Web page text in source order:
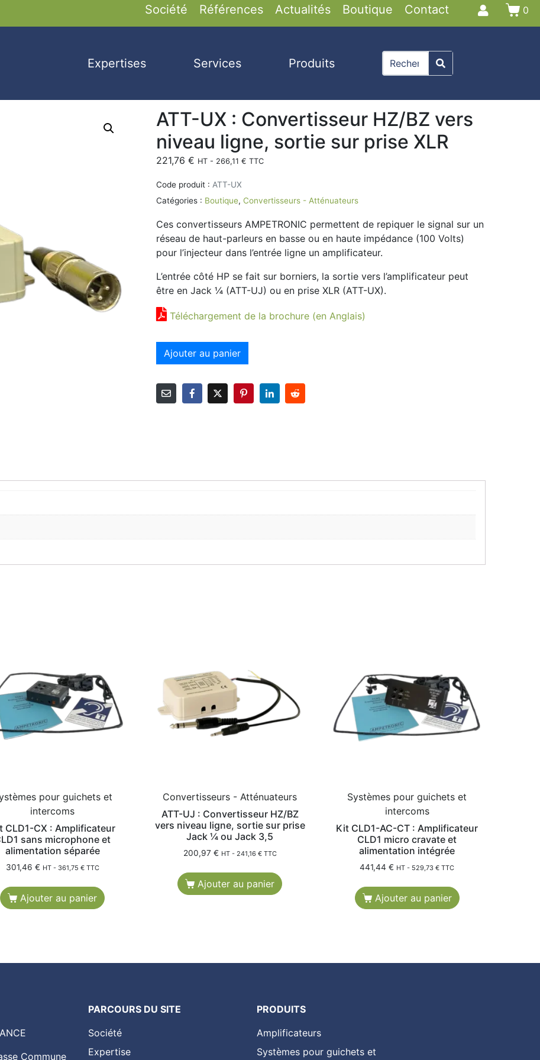
Société Références Actualités Boutique Contact 0
Expertises Services Produits
ATT-UX : Convertisseur HZ/BZ vers
niveau ligne, sortie sur prise XLR
221,76€ HT - 266,11€ TTC
Code produit : ATT-UX
Catégories : Boutique,Convertisseurs - Atténuateurs
Ces convertisseurs AMPETRONIC permettent de repiquer le signal sur un
réseau de haut-parleurs en basse ou en haute impédance (100 Volts)
pour l’injecteur dans l’entrée ligne un amplificateur.
L’entrée côté HP se fait sur borniers, la sortie vers l’amplificateur peut
être en Jack ¼ (ATT-UJ) ou en prise XLR (ATT-UX).
Téléchargement de la brochure (en Anglais)
Ajouter au panier
pour guichets et
intercoms
CLD1-CX : Amplificateur
sans microphone et
alimentation séparée
301,46 € HT - 361,75 €TTC
Ajouter au panier
Convertisseurs - Atténuateurs
ATT-UJ : Convertisseur HZ/BZ
vers niveau ligne, sortie sur prise
Jack ¼ ou Jack 3,5
200,97 € HT - 241,16 €TTC
Ajouter au panier
Systèmes pour guichets et
intercoms
Kit CLD1-AC-CT : Amplificateur
CLD1 micro cravate et
alimentation intégrée
441,44€ HT - 529,73€ TTC
Ajouter au panier
Commune
PARCOURS DU SITE
Société
Expertise
PRODUITS
Amplificateurs
Systèmes pour guichets et